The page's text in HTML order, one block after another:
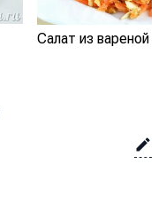
Салат из вареной